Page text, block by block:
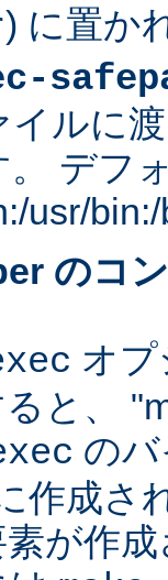
) に置か
イルに
。 デフ
usr/
のコ
オ
と、
の
作成さ
が作